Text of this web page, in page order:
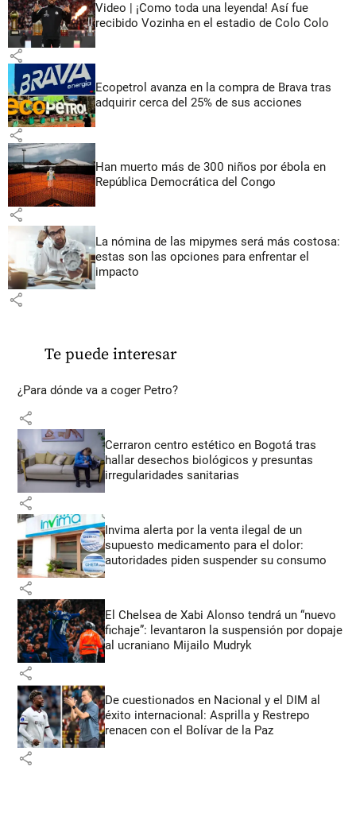
Video | ¡Como toda una leyenda! Así fue
recibido Vozinha en el estadio de Colo Colo
share
Ecopetrol avanza en la compra de Brava tras
adquirir cerca del 25% de sus acciones
share
Han muerto más de 300 niños por ébola en
República Democrática del Congo
share
La nómina de las mipymes será más costosa:
estas son las opciones para enfrentar el
impacto
share
Te puede interesar
¿Para dónde va a coger Petro?
share
Cerraron centro estético en Bogotá tras
hallar desechos biológicos y presuntas
irregularidades sanitarias
share
Invima alerta por la venta ilegal de un
supuesto medicamento para el dolor:
autoridades piden suspender su consumo
share
El Chelsea de Xabi Alonso tendrá un “nuevo
fichaje”: levantaron la suspensión por dopaje
al ucraniano Mijailo Mudryk
share
De cuestionados en Nacional y el DIM al
éxito internacional: Asprilla y Restrepo
renacen con el Bolívar de la Paz
share